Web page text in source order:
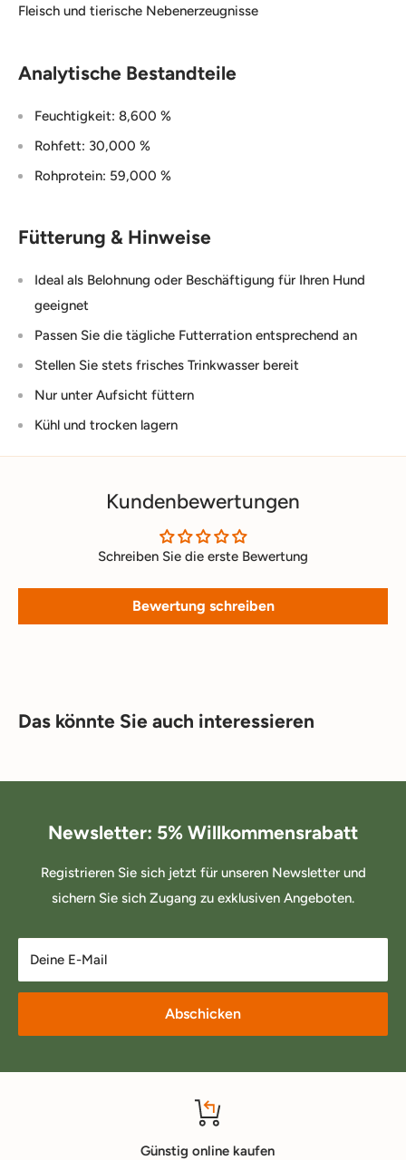
Fleisch und tierische Nebenerzeugnisse
Analytische Bestandteile
Feuchtigkeit: 8,600 %
Rohfett: 30,000 %
Rohprotein: 59,000 %
Fütterung & Hinweise
Ideal als Belohnung oder Beschäftigung für Ihren Hund
geeignet
Passen Sie die tägliche Futterration entsprechend an
Stellen Sie stets frisches Trinkwasser bereit
Nur unter Aufsicht füttern
Kühl und trocken lagern
Kundenbewertungen
Schreiben Sie die erste Bewertung
Bewertung schreiben
Das könnte Sie auch interessieren
Newsletter: 5% Willkommensrabatt
Registrieren Sie sich jetzt für unseren Newsletter und
sichern Sie sich Zugang zu exklusiven Angeboten.
Deine E-Mail
Abschicken
Günstig online kaufen